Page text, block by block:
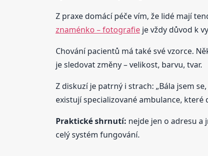
Z praxe domácí péče vím, že lidé mají
znaménko – fotografieje vždy důvod k
Chování pacientů má také své vzorce.
je sledovat změny – velikost, barvu, tvar.
Z diskuzí je patrný i strach: „Bála jsem
existují specializované ambulance,
Praktické shrnutí: nejde jen o adresu a
celý systém fungování.